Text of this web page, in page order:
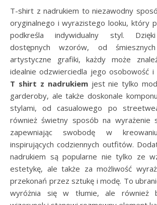
T-shirt z nadrukiem to niezawodny
oryginalnego i wyrazistego looku, który
podkreśla indywidualny styl. Dzięki
dostępnych wzorów, od
artystyczne grafiki, każdy może
idealnie odzwierciedla jego osobowość i
T shirt z nadrukiemjest nie tylko
garderoby, ale także doskonale
stylami, od casualowego po
również świetny sposób na wyrażenie
zapewniając swobodę w
inspirujących codziennych outfitów.
nadrukiem są popularne nie tylko ze
estetykę, ale także za możliwość
przekonań przez sztukę i modę. To
wyróżnia się w tłumie, ale również